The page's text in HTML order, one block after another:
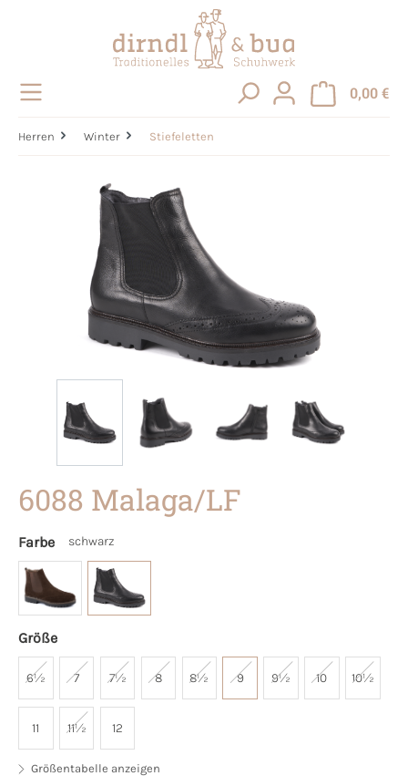
0,00 €
Herren Winter Stiefeletten
Bildergalerie überspringen
6088 Malaga/LF
Farbe schwarz
Größe
6½ 7 7½ 8 8½ 9 9½ 10 10½
11 11½ 12
Größentabelle anzeigen